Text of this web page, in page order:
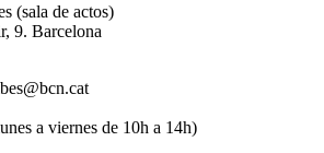
(sala de actos)
9. Barcelona
a viernes de 10h a 14h)